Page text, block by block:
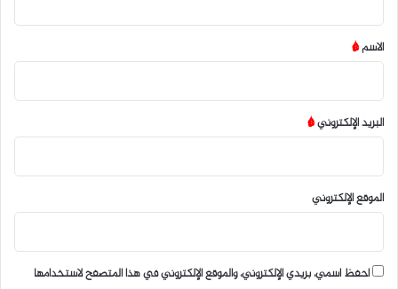
*
الاسم*
البريد الإلكتروني*
الموقع الإلكتروني
احفظ اسمي، بريدي الإلكتروني، والموقع الإلكتروني في هذا المتصفح لاستخدامها